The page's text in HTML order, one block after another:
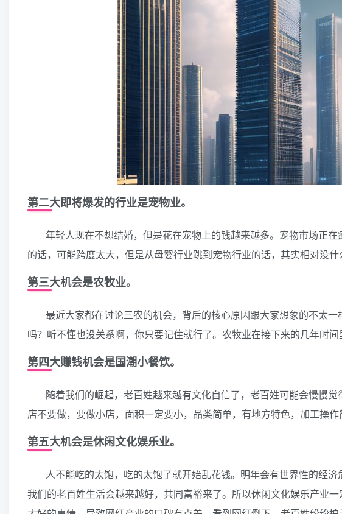
第二大即将爆发的行业是宠物业。
年轻人现在不想结婚，但是花在宠物上的钱越来越多。宠物市场正
的话，可能跨度太大，但是从母婴行业跳到宠物行业的话，其实相对没什
第三大机会是农牧业。
最近大家都在讨论三农的机会，背后的核心原因跟大家想象的不太
吗？听不懂也没关系啊，你只要记住就行了。农牧业在接下来的几年时间
第四大赚钱机会是国潮小餐饮。
随着我们的崛起，老百姓越来越有文化自信了，老百姓可能会慢慢
店不要做，要做小店，面积一定要小，品类简单，有地方特色，加工操作
第五大机会是休闲文化娱乐业。
人不能吃的太饱，吃的太饱了就开始乱花钱。明年会有世界性的经
我们的老百姓生活会越来越好，共同富裕来了。所以休闲文化娱乐产业